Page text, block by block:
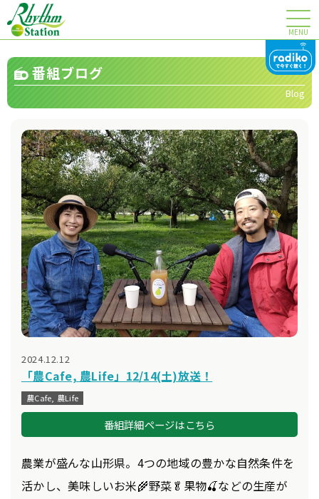
MENU
番組ブログ
Blog
2024.12.12
「農Cafe, 農Life」12/14(土)放送！
農Cafe, 農Life
番組詳細ページはこちら
農業が盛んな山形県。4つの地域の豊かな自然条件を
活かし、美味しいお米🌾野菜🥬果物🍒などの生産が